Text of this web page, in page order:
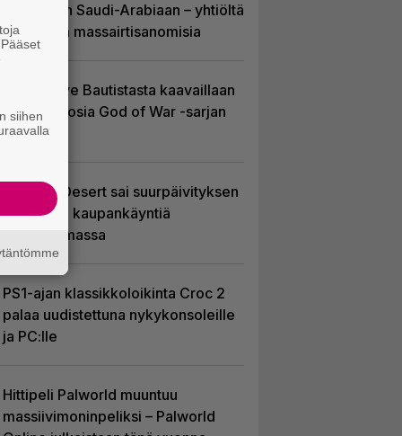
EA myytiin Saudi-Arabiaan – yhtiöltä
odotetaan massairtisanomisia
Huhu: Dave Bautistasta kaavaillaan
uutta Kratosia God of War -sarjan
pääosaan
Crimson Desert sai suurpäivityksen
– uudistaa kaupankäyntiä
pelimaailmassa
PS1-ajan klassikkoloikinta Croc 2
palaa uudistettuna nykykonsoleille
ja PC:lle
Hittipeli Palworld muuntuu
massiivimoninpeliksi – Palworld
siihen